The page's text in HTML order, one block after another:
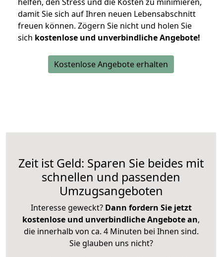
damit Sie sich auf Ihren neuen Lebensabschnitt
freuen können. Zögern Sie nicht und holen Sie
sich kostenlose und unverbindliche Angebote!
Kostenlose Angebote erhalten
Zeit ist Geld: Sparen Sie beides mit
schnellen und passenden
Umzugsangeboten
Interesse geweckt? Dann fordern Sie jetzt
kostenlose und unverbindliche Angebote an,
die innerhalb von ca. 4 Minuten bei Ihnen sind.
Sie glauben uns nicht?